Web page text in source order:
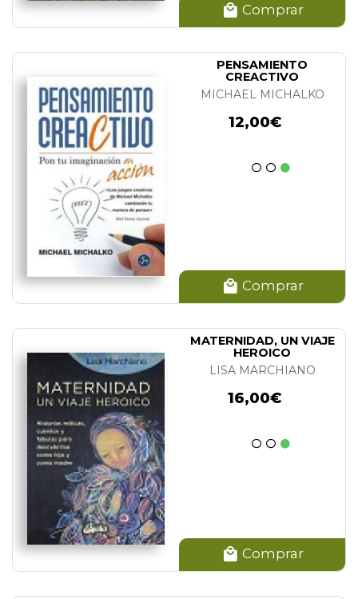
Comprar
PENSAMIENTO
CREACTIVO
MICHAEL MICHALKO
12,00€
Comprar
MATERNIDAD, UN VIAJE
HEROICO
LISA MARCHIANO
16,00€
Comprar